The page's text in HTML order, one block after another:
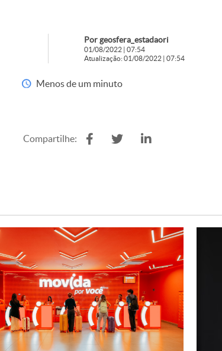
Por geosfera_estadaori
01/08/2022 | 07:54
Atualização: 01/08/2022 | 07:54
Menos de um minuto
Compartilhe: